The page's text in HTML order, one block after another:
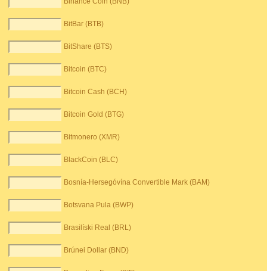
BitBar (BTB)
BitShare (BTS)
Bitcoin (BTC)
Bitcoin Cash (BCH)
Bitcoin Gold (BTG)
Bitmonero (XMR)
BlackCoin (BLC)
Bosnía-Hersegóvína Convertible Mark (BAM)
Botsvana Pula (BWP)
Brasilíski Real (BRL)
Brúnei Dollar (BND)